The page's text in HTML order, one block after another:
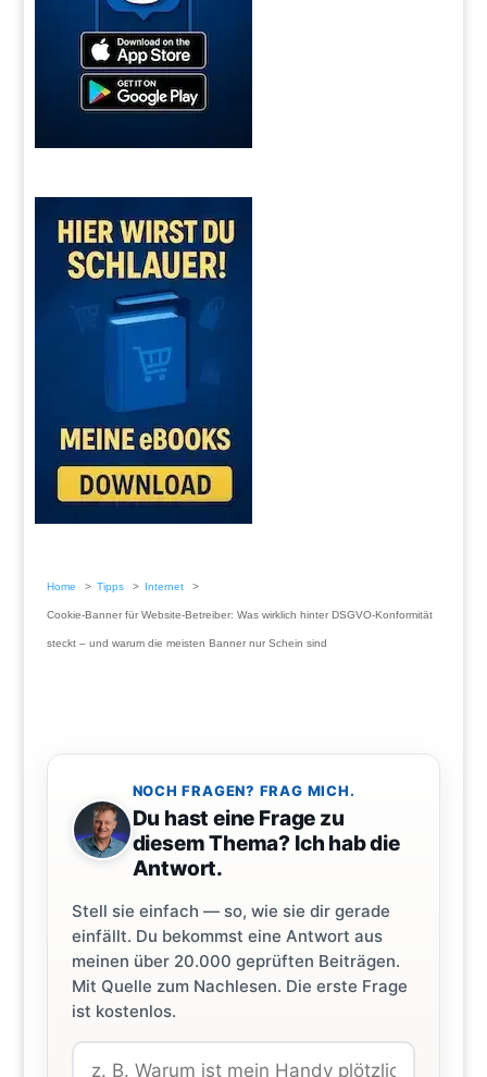
Home Tipps Internet
Cookie-Banner für Website-Betreiber: Was wirklich hinter DSGVO-Konformität
steckt – und warum die meisten Banner nur Schein sind
NOCH FRAGEN? FRAG MICH.
Du hast eine Frage zu
diesem Thema? Ich hab die
Antwort.
Stell sie einfach — so, wie sie dir gerade
einfällt. Du bekommst eine Antwort aus
meinen über 20.000 geprüften Beiträgen.
Mit Quelle zum Nachlesen. Die erste Frage
ist kostenlos.